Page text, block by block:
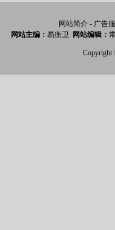
网站简介 - 广告
网站主编： 易衡卫 网站编辑：